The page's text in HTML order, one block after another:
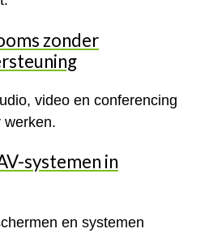
zonder
video en conferencing
werken.
systemen in
en systemen